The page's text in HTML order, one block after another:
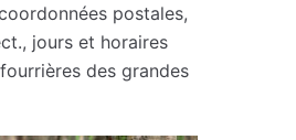
postales,
jours et horaires
des grandes